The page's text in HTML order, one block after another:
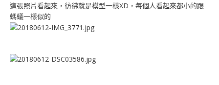
這張照片看起來，彷彿就是模型一樣XD，每個人看起來都小的跟
螞蟻一樣似的